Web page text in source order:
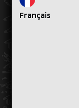
Français